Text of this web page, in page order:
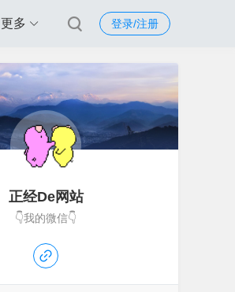
登录/注册
更多
正经De网站
👇我的微信👇